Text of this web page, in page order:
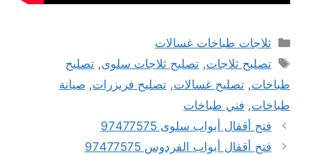
التصنيفات
ثلاجات طباخات غسالات
الوسوم
تصليح ثلاجات,تصليح ثلاجات سلوى,تصليح
طباخات, تصليح غسالات, تصليح فريزرات, صيانة
طباخات, فني طباخات
فتح أقفال أبواب سلوى 97477575
فتح أقفال أبواب الفردوس 97477575